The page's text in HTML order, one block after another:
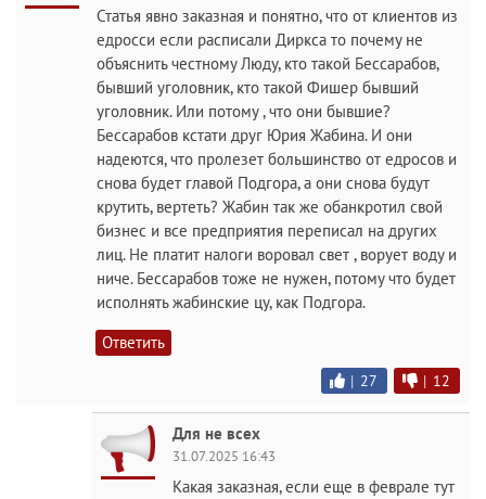
Статья явно заказная и понятно, что от клиентов из
едросси если расписали Диркса то почему не
объяснить честному Люду, кто такой Бессарабов,
бывший уголовник, кто такой Фишер бывший
уголовник. Или потому , что они бывшие?
Бессарабов кстати друг Юрия Жабина. И они
надеются, что пролезет большинство от едросов и
снова будет главой Подгора, а они снова будут
крутить, вертеть? Жабин так же обанкротил свой
бизнес и все предприятия переписал на других
лиц. Не платит налоги воровал свет , ворует воду и
ниче. Бессарабов тоже не нужен, потому что будет
исполнять жабинские цу, как Подгора.
Ответить
| 27 | 12
Для не всех
31.07.2025 16:43
Какая заказная, если еще в феврале тут